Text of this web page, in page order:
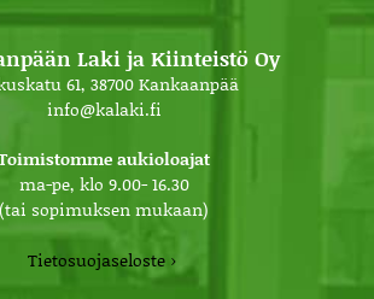
Laki ja Kiinteistö Oy
61, 38700 Kankaanpää
info@kalaki.fi
aukioloajat
ma-pe, klo 9.00- 16.30
(tai sopimuksen mukaan)
Tietosuojaseloste ›